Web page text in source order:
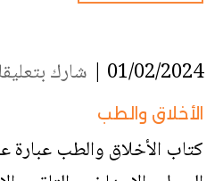
01/02/2024 | شارك
الأخلاق والطب
كتاب الأخلاق والطب